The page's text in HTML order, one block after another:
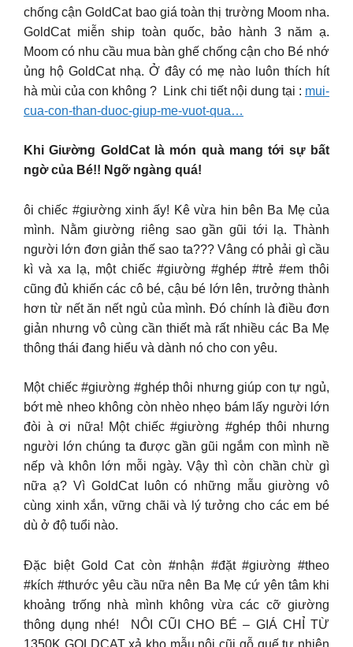
chống cận GoldCat bao giá toàn thị trường Moom nha.
GoldCat miễn ship toàn quốc, bảo hành 3 năm ạ.
Moom có nhu cầu mua bàn ghế chống cận cho Bé nhớ
ủng hộ GoldCat nhạ. Ở đây có mẹ nào luôn thích hít
hà mùi của con không ? Link chi tiết nội dung tại : mui-
cua-con-than-duoc-giup-me-vuot-qua…
Khi Giường GoldCat là món quà mang tới sự bất
ngờ của Bé!! Ngỡ ngàng quá!
ôi chiếc #giường xinh ấy! Kê vừa hin bên Ba Mẹ của
mình. Nằm giường riêng sao gần gũi tới lạ. Thành
người lớn đơn giản thế sao ta??? Vâng có phải gì cầu
kì và xa lạ, một chiếc #giường #ghép #trẻ #em thôi
cũng đủ khiến các cô bé, cậu bé lớn lên, trưởng thành
hơn từ nết ăn nết ngủ của mình. Đó chính là điều đơn
giản nhưng vô cùng cần thiết mà rất nhiều các Ba Mẹ
thông thái đang hiểu và dành nó cho con yêu.
Một chiếc #giường #ghép thôi nhưng giúp con tự ngủ,
bớt mè nheo không còn nhèo nhẹo bám lấy người lớn
đòi à ơi nữa! Một chiếc #giường #ghép thôi nhưng
người lớn chúng ta được gần gũi ngắm con mình nề
nếp và khôn lớn mỗi ngày. Vậy thì còn chần chừ gì
nữa ạ? Vì GoldCat luôn có những mẫu giường vô
cùng xinh xắn, vững chãi và lý tưởng cho các em bé
dù ở độ tuổi nào.
️Đặc biệt Gold Cat còn #nhận #đặt #giường #theo
#kích #thước yêu cầu nữa nên Ba Mẹ cứ yên tâm khi
khoảng trống nhà mình không vừa các cỡ giường
thông dụng nhé! ️ NÔI CŨI CHO BÉ – GIÁ CHỈ TỪ
1350K GOLDCAT xả kho mẫu nôi cũi gỗ quế tự nhiên